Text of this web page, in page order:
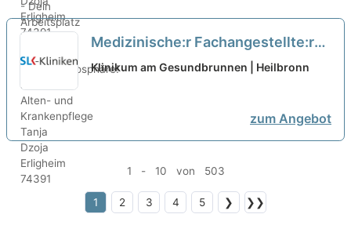
Medizinische:r Fachangestellte:r
(m/w/d) für die onkologische
Klinikum am Gesundbrunnen | Heilbronn
zum Angebot
1 - 10 von 503
1 2 3 4 5 ❯ ❯❯